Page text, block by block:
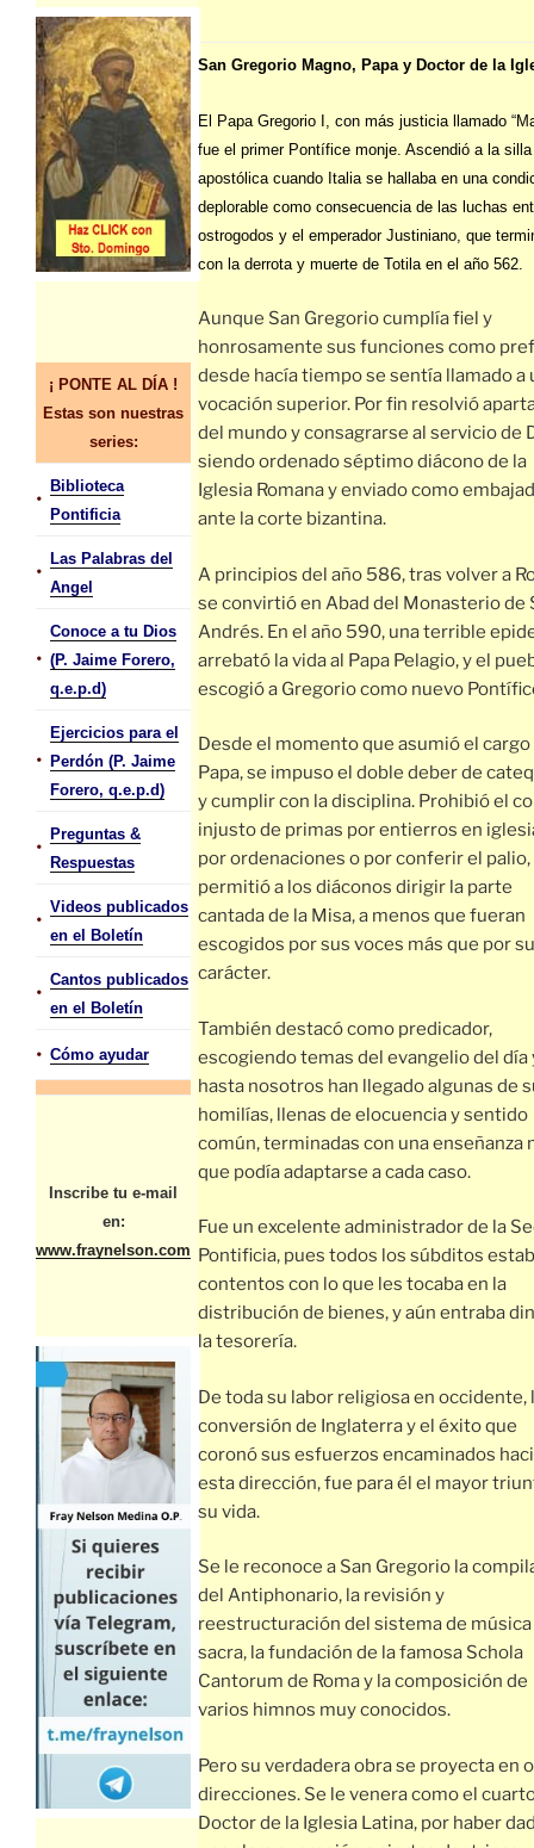
¡ PONTE AL DÍA !
Estas son nuestras
series:
•
Biblioteca
Pontificia
•
Las Palabras del
Angel
•
Conoce a tu Dios
(P. Jaime Forero,
q.e.p.d)
•
Ejercicios para el
Perdón (P. Jaime
Forero, q.e.p.d)
•
Preguntas &
Respuestas
•
Videos publicados
en el Boletín
•
Cantos publicados
en el Boletín
• Cómo ayudar
Inscribe tu e-mail
en:
www.fraynelson.com
San Gregorio Magno, Papa y Doctor de la
El Papa Gregorio I, con más justicia llamado
fue el primer Pontífice monje. Ascendió a la silla
apostólica cuando Italia se hallaba en una
deplorable como consecuencia de las luchas
ostrogodos y el emperador Justiniano, que
con la derrota y muerte de Totila en el año 562.
Aunque San Gregorio cumplía fiel y
honrosamente sus funciones como
desde hacía tiempo se sentía llamado a
vocación superior. Por fin resolvió
del mundo y consagrarse al servicio de
siendo ordenado séptimo diácono de la
Iglesia Romana y enviado como
ante la corte bizantina.
A principios del año 586, tras volver a
se convirtió en Abad del Monasterio de
Andrés. En el año 590, una terrible
arrebató la vida al Papa Pelagio, y el
escogió a Gregorio como nuevo
Desde el momento que asumió el cargo
Papa, se impuso el doble deber de
y cumplir con la disciplina. Prohibió el
injusto de primas por entierros en
por ordenaciones o por conferir el palio,
permitió a los diáconos dirigir la parte
cantada de la Misa, a menos que fueran
escogidos por sus voces más que por su
carácter.
También destacó como predicador,
escogiendo temas del evangelio del día
hasta nosotros han llegado algunas de
homilías, llenas de elocuencia y sentido
común, terminadas con una enseñanza
que podía adaptarse a cada caso.
Fue un excelente administrador de la
Pontificia, pues todos los súbditos
contentos con lo que les tocaba en la
distribución de bienes, y aún entraba
la tesorería.
De toda su labor religiosa en occidente,
conversión de Inglaterra y el éxito que
coronó sus esfuerzos encaminados
esta dirección, fue para él el mayor
su vida.
Se le reconoce a San Gregorio la
del Antiphonario, la revisión y
reestructuración del sistema de música
sacra, la fundación de la famosa Schola
Cantorum de Roma y la composición de
varios himnos muy conocidos.
Pero su verdadera obra se proyecta en
direcciones. Se le venera como el
Doctor de la Iglesia Latina, por haber